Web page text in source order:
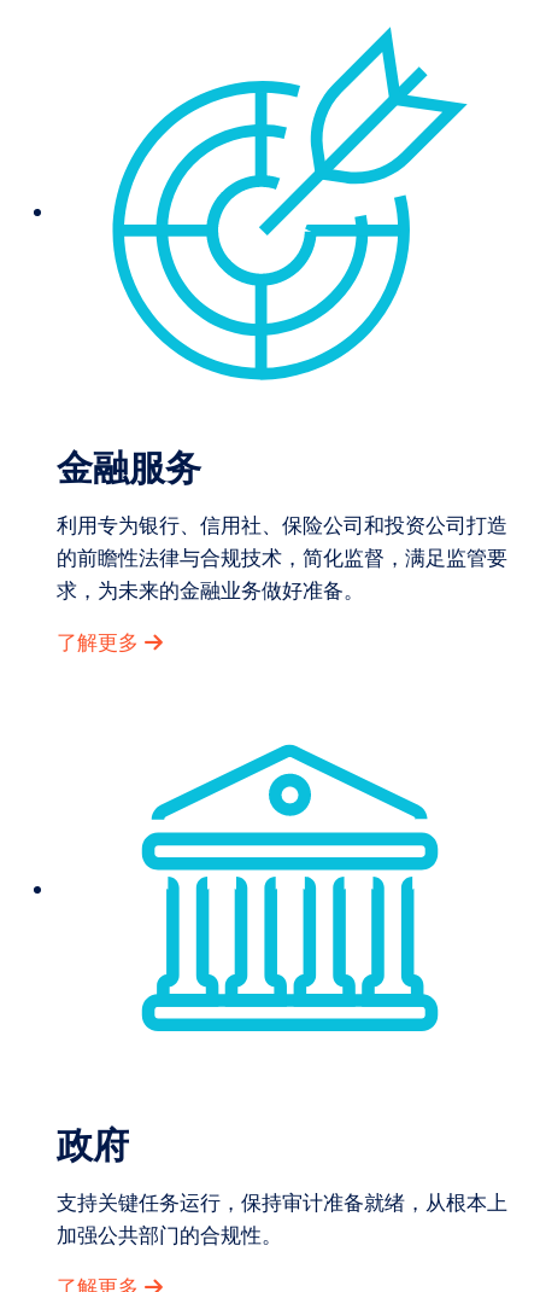
金融服务
利用专为银行、信用社、保险公司和投资公司打造
的前瞻性法律与合规技术，简化监督，满足监管要
求，为未来的金融业务做好准备。
了解更多
政府
支持关键任务运行，保持审计准备就绪，从根本上
加强公共部门的合规性。